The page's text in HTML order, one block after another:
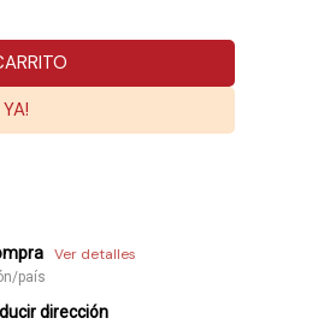
Ver detalles
país
dirección